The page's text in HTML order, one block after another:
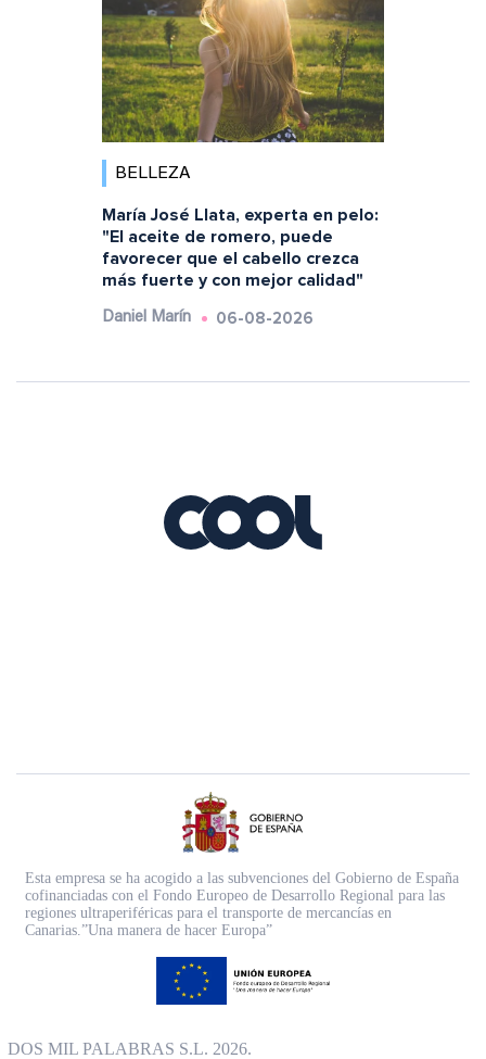
BELLEZA
María José Llata, experta en pelo:
"El aceite de romero, puede
favorecer que el cabello crezca
más fuerte y con mejor calidad"
Daniel Marín 06-08-2026
Esta empresa se ha acogido a las subvenciones del Gobierno de España
cofinanciadas con el Fondo Europeo de Desarrollo Regional para las
regiones ultraperiféricas para el transporte de mercancías en
Canarias.”Una manera de hacer Europa”
DOS MIL PALABRAS S.L. 2026.